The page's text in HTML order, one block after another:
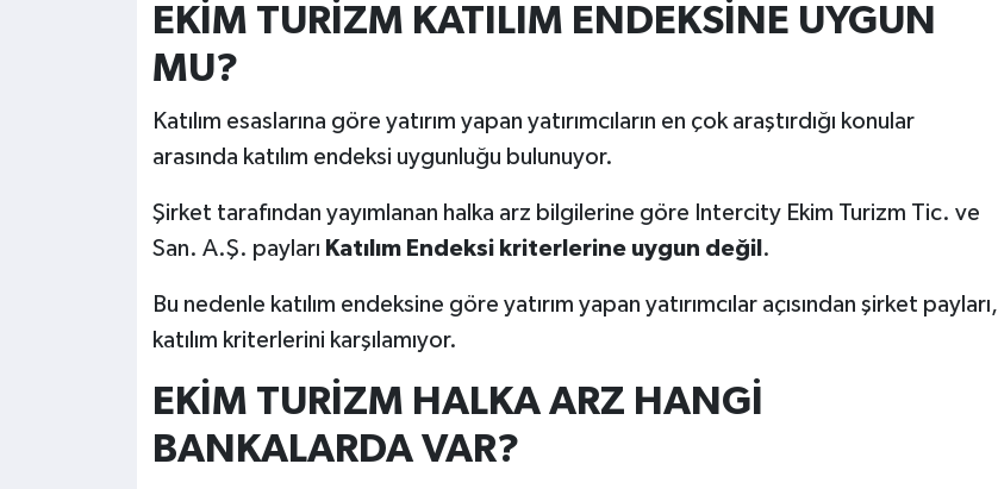
EKİM TURİZM KATILIM ENDEKSİNE UYGUN
MU?
Katılım esaslarına göre yatırım yapan yatırımcıların en çok araştırdığı konular
arasında katılım endeksi uygunluğu bulunuyor.
Şirket tarafından yayımlanan halka arz bilgilerine göre Intercity Ekim Turizm Tic. ve
San. A.Ş. payları Katılım Endeksi kriterlerine uygun değil .
Bu nedenle katılım endeksine göre yatırım yapan yatırımcılar açısından şirket payları,
katılım kriterlerini karşılamıyor.
EKİM TURİZM HALKA ARZ HANGİ
BANKALARDA VAR?